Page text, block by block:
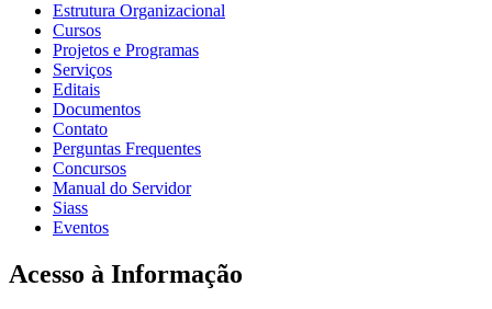
Estrutura Organizacional
Cursos
Projetos e Programas
Serviços
Editais
Documentos
Contato
Perguntas Frequentes
Concursos
Manual do Servidor
Siass
Eventos
Acesso à Informação